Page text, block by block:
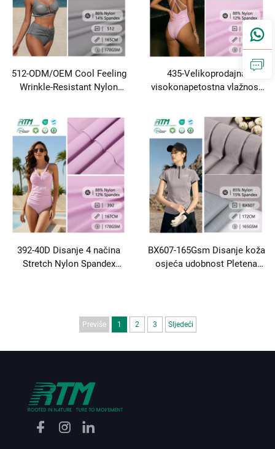
512-ODM/OEM Cool Feeling
Wrinkle-Resistant Nylon
Sportswear and Swimsuit
with
435-Velikoprodajna
visokonapetostna vlažnost
shirt tkanina za sportske
majice kupaće odjeće
392-40D Disanje 4 načina
Stretch Nylon Spandex
BX607-165Gsm Disanje koža
osjeća udobnost Pletena
Previše 1 2 3 Sljedeći